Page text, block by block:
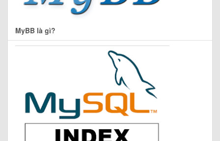
MyBB là gì?